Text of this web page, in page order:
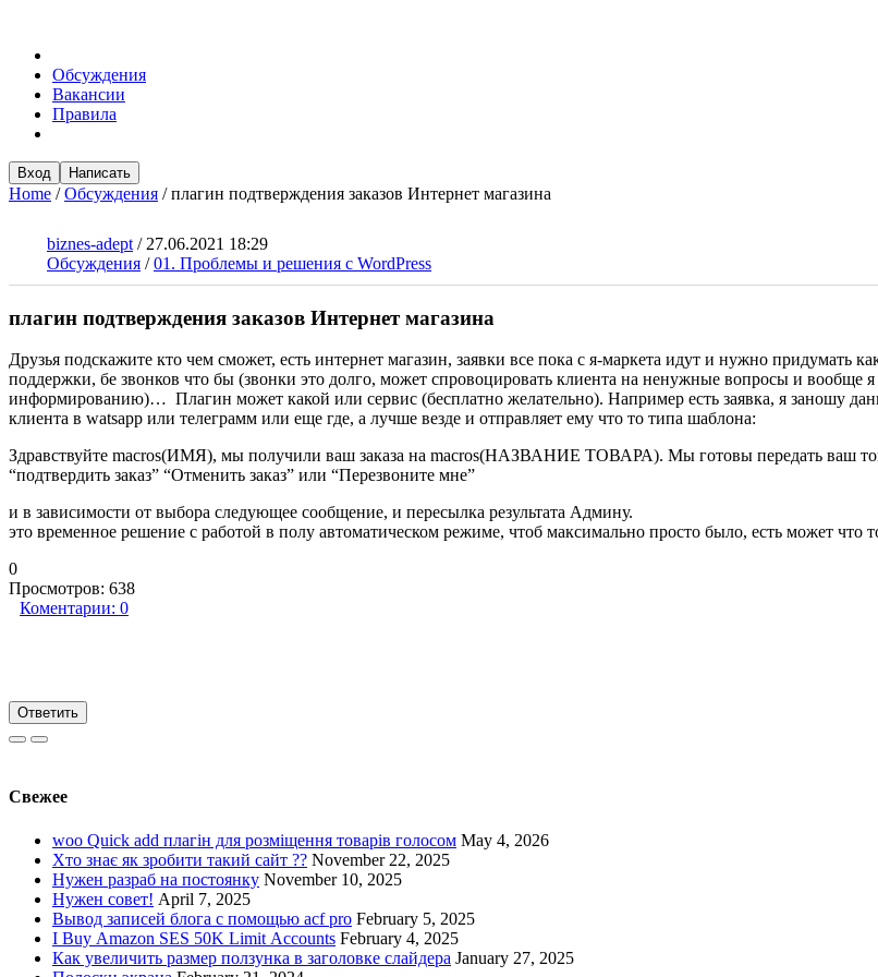
Обсуждения
Вакансии
Правила
Вход Написать
Home /Обсуждения /плагин подтверждения заказов Интернет магазина
biznes-adept / 27.06.2021 18:29
Обсуждения /01. Проблемы и решения с WordPress
плагин подтверждения заказов Интернет магазина
Друзья подскажите кто чем сможет, есть интернет магазин, заявки все пока с я-маркета идут и нужно
поддержки, бе звонков что бы (звонки это долго, может спровоцировать клиента на ненужные вопросы и вообще
информированию)… Плагин может какой или сервис (бесплатно желательно). Например есть заявка, я заношу
клиента в watsapp или телеграмм или еще где, а лучше везде и отправляет ему что то типа шаблона:
Здравствуйте macros(ИМЯ), мы получили ваш заказа на macros(НАЗВАНИЕ ТОВАРА). Мы готовы передать ваш
“подтвердить заказ” “Отменить заказ” или “Перезвоните мне”
и в зависимости от выбора следующее сообщение, и пересылка результата Админу.
это временное решение с работой в полу автоматическом режиме, чтоб максимально просто было, есть может что
0
Просмотров: 638
Коментарии: 0
Ответить
Свежее
woo Quick add плагін для розміщення товарів голосом May 4, 2026
Хто знає як зробити такий сайт ?? November 22, 2025
Нужен разраб на постоянку November 10, 2025
Нужен совет! April 7, 2025
Вывод записей блога с помощью acf pro February 5, 2025
I Buy Amazon SES 50K Limit Accounts February 4, 2025
Как увеличить размер ползунка в заголовке слайдера January 27, 2025